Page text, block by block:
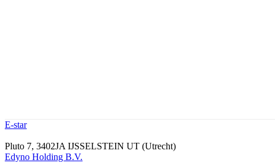
E-star
Pluto 7, 3402JA IJSSELSTEIN UT (Utrecht)
Edyno Holding B.V.